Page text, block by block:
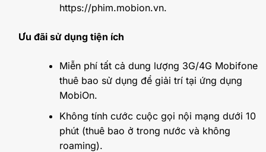
https://phim.mobion.vn.
Ưu đãi sử dụng tiện ích
Miễn phí tất cả dung lượng 3G/4G Mobifone
thuê bao sử dụng để giải trí tại ứng dụng
MobiOn.
Không tính cước cuộc gọi nội mạng dưới 10
phút (thuê bao ở trong nước và không
roaming).